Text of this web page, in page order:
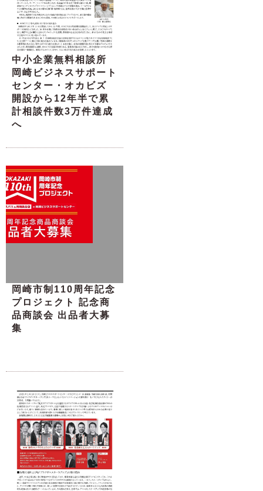
中小企業無料相談所
岡崎ビジネスサポート
センター・オカビズ
開設から12年半で累
計相談件数3万件達成
へ
岡崎市制110周年記念
プロジェクト 記念商
品商談会 出品者大募
集